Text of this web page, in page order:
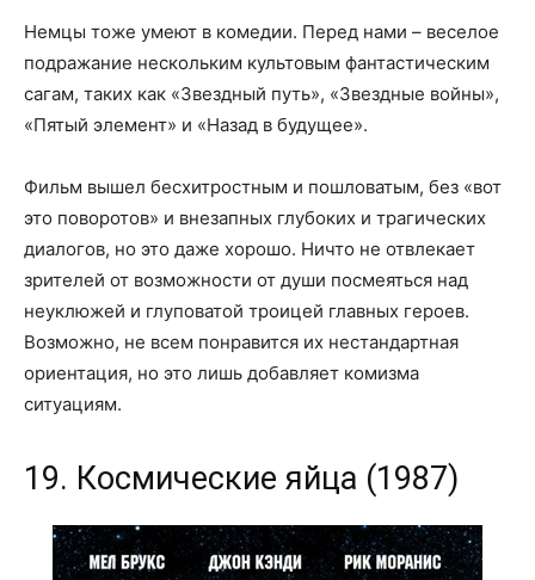
Немцы тоже умеют в комедии. Перед нами – веселое
подражание нескольким культовым фантастическим
сагам, таких как «Звездный путь», «Звездные войны»,
«Пятый элемент» и «Назад в будущее».
Фильм вышел бесхитростным и пошловатым, без «вот
это поворотов» и внезапных глубоких и трагических
диалогов, но это даже хорошо. Ничто не отвлекает
зрителей от возможности от души посмеяться над
неуклюжей и глуповатой троицей главных героев.
Возможно, не всем понравится их нестандартная
ориентация, но это лишь добавляет комизма
ситуациям.
19. Космические яйца (1987)